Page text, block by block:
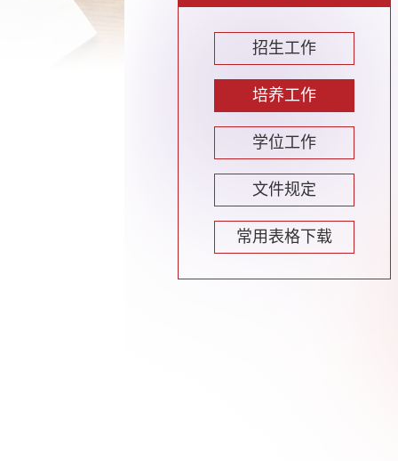
招生工作
培养工作
学位工作
文件规定
常用表格下载